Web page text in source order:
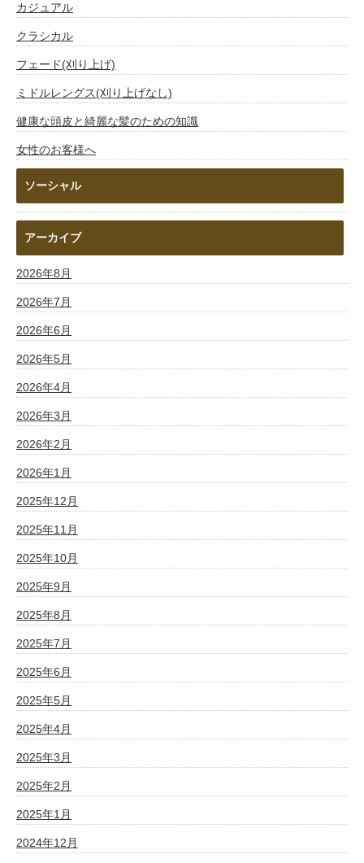
カジュアル
クラシカル
フェード(刈り上げ)
ミドルレングス(刈り上げなし)
健康な頭皮と綺麗な髪のための知識
女性のお客様へ
ソーシャル
アーカイブ
2026年8月
2026年7月
2026年6月
2026年5月
2026年4月
2026年3月
2026年2月
2026年1月
2025年12月
2025年11月
2025年10月
2025年9月
2025年8月
2025年7月
2025年6月
2025年5月
2025年4月
2025年3月
2025年2月
2025年1月
2024年12月